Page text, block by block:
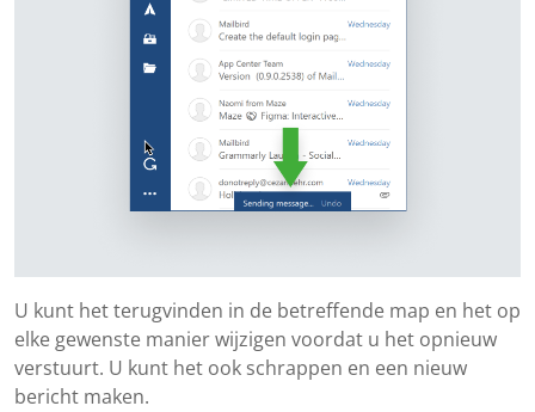
U kunt het terugvinden in de betreffende map en het op
elke gewenste manier wijzigen voordat u het opnieuw
verstuurt. U kunt het ook schrappen en een nieuw
bericht maken.